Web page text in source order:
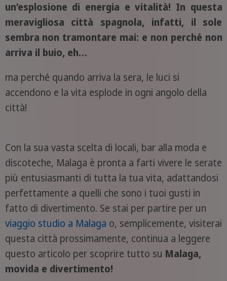
un’esplosione di energia e vitalità! In questa
meravigliosa città spagnola, infatti, il sole
sembra non tramontare mai: e non perché non
arriva il buio, eh…
ma perché quando arriva la sera, le luci si
accendono e la vita esplode in ogni angolo della
città!
Con la sua vasta scelta di locali, bar alla moda e
discoteche, Malaga è pronta a farti vivere le serate
più entusiasmanti di tutta la tua vita, adattandosi
perfettamente a quelli che sono i tuoi gusti in
fatto di divertimento. Se stai per partire per un
viaggio studio a Malaga o, semplicemente, visiterai
questa città prossimamente, continua a leggere
questo articolo per scoprire tutto su Malaga,
movida e divertimento!